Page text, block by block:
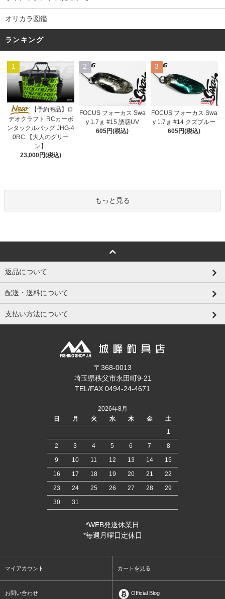
オリカラ図鑑
ランキング
1
【予約商品】ロ
デオクラフト RCカーボ
ンタックルバッグ JHG-4
0RC 【大人のグリー
ン】
23,000円(税込)
2
FOCUS フォーカス Swa
y 1.7ｇ #15 誘惑UV
605円(税込)
3
FOCUS フォーカス Swa
y 1.7ｇ #14 クズブルー
605円(税込)
もっと見る
返品について
配送・送料について
支払い方法について
〒368-0013
埼玉県秩父市永田町9-21
TEL/FAX 0494-24-4671
2026年8月
日
月 火 水 木 金
土
1
2
3 4 5 6 7
8
9
10 11 12 13 14
15
16
17 18 19 20 21
22
23
24 25 26 27 28
29
30
31
*WEB発送休業日
*毎週月曜日定休日
マイアカウント カートを見る
お問い合わせ Official Blog